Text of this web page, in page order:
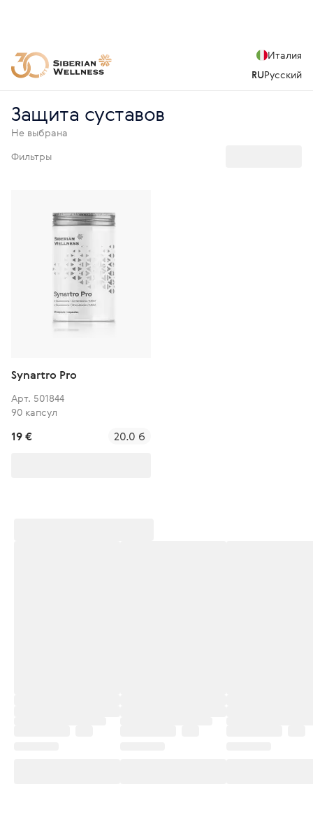
Италия
RUРусский
Защита суставов
Не выбрана
Фильтры
Synartro Pro
Арт. 501844
90 капсул
19 € 20.0 б